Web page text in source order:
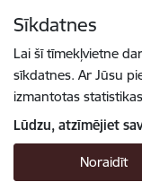
Sīkdatnes
Lai šī tīmekļvietne
sīkdatnes. Ar Jūsu
izmantotas
Lūdzu, atzīmējiet
Noraidīt